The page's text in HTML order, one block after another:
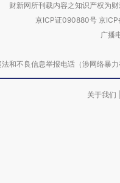
财新网所刊载内容之知识产权为
京ICP证090880号 京
广播
法和不良信息举报电话（涉网络暴
关于我们